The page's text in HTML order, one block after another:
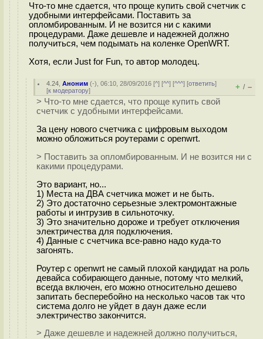
Что-то мне сдается, что проще купить свой счетчик с
удобными интерфейсами. Поставить за
опломбированным. И не возится ни с какими
процедурами. Даже дешевле и надежней должно
получиться, чем подымать на коленке OpenWRT.
Хотя, если Just for Fun, то автор молодец.
4.24 ,Аноним (-), 06:10, 28/09/2016 [^] [^^] [^^^] [ответить]
[к модератору] + / –
> Что-то мне сдается, что проще купить свой
счетчик с удобными интерфейсами.
За цену нового счетчика с цифровым выходом
можно обложиться роутерами с openwrt.
> Поставить за опломбированным. И не возится ни с
какими процедурами.
Это вариант, но...
1) Места на ДВА счетчика может и не быть.
2) Это достаточно серьезные электромонтажные
работы и интрузив в сильноточку.
3) Это значительно дороже и требует отключения
электричества для подключения.
4) Данные с счетчика все-равно надо куда-то
загонять.
Роутер с openwrt не самый плохой кандидат на роль
девайса собирающего данные, потому что мелкий,
всегда включен, его можно относительно дешево
запитать бесперебойно на несколько часов так что
система долго не уйдет в даун даже если
электричество закончится.
> Даже дешевле и надежней должно получиться,